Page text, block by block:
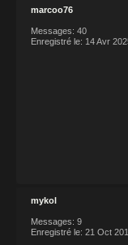
marcoo76
Messages: 40
Enregistré le: 14 Avr
mykol
Messages: 9
Enregistré le: 21 Oct